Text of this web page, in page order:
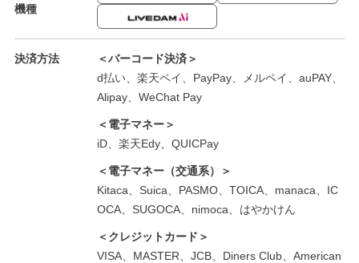
機種
決済方法
＜バーコード決済＞
d払い、楽天ペイ、PayPay、メルペイ、auPAY、
Alipay、WeChat Pay
＜電子マネー＞
iD、楽天Edy、QUICPay
＜電子マネー（交通系）＞
Kitaca、Suica、PASMO、TOICA、manaca、IC
OCA、SUGOCA、nimoca、はやかけん
＜クレジットカード＞
VISA、MASTER、JCB、Diners Club、American